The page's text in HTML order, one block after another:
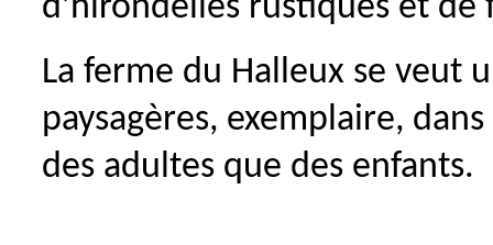
d’hirondelles rustiques et
La ferme du Halleux se veut
paysagères, exemplaire,
des adultes que des enfants.